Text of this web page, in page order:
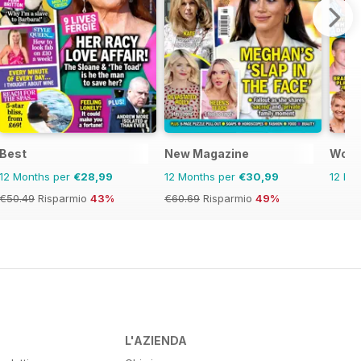
Best
12 Months per €28,99
€50.49 Risparmio 43%
New Magazine
12 Months per €30,99
€60.69 Risparmio 49%
12
L'AZIENDA